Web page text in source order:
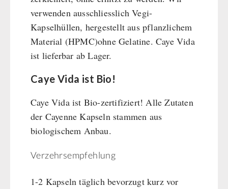
verwenden ausschliesslich Vegi-
Kapselhüllen, hergestellt aus pflanzlichem
Material (HPMC)ohne Gelatine. Caye Vida
ist lieferbar ab Lager.
Caye Vida ist Bio!
Caye Vida ist Bio-zertifiziert! Alle Zutaten
der Cayenne Kapseln stammen aus
biologischem Anbau.
Verzehrsempfehlung
1-2 Kapseln täglich bevorzugt kurz vor